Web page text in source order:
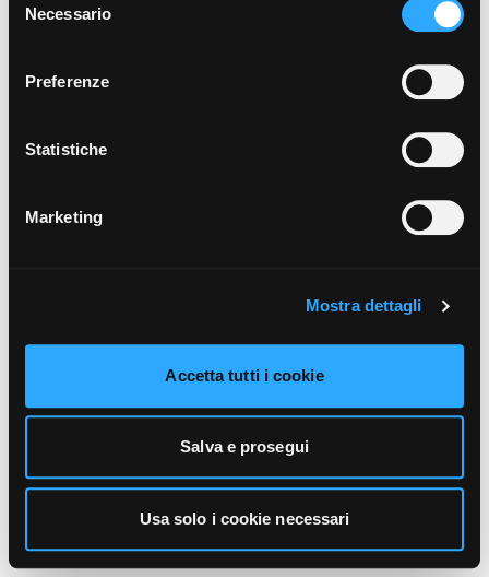
prosegui” o decidere di accettare tutti i cookie, cliccando
sul pulsante “Accetta tutti i cookie”. Cliccando sul tasto
unicamente i cookie necessari alla navigazione. Per
funzionamento, puoi prendere visione dell’informativa
cliccando qui.
delNecessario
Preferenze
Statistiche
Marketing
Mostra dettagli
Accetta tutti i cookie
Salva e prosegui
Usa solo i cookie necessari
404